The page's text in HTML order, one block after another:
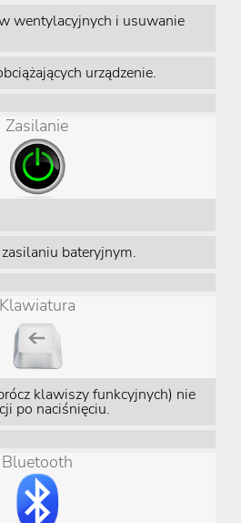
wentylacyjnych i usuwanie
urządzenie.
Zasilanie
bateryjnym.
Klawiatura
klawiszy funkcyjnych) nie
po naciśnięciu.
Bluetooth